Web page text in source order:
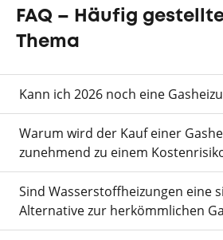
FAQ – Häufig
Thema
Kann ich 2026 noch eine
Warum wird der Kauf einer
zunehmend zu einem
Sind Wasserstoffheizungen eine
Alternative zur herkömmlichen